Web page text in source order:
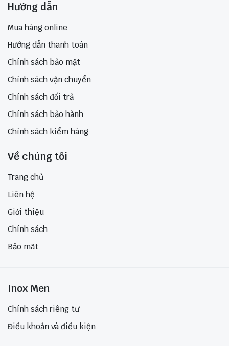
Hướng dẫn
Mua hàng online
Hướng dẫn thanh toán
Chính sách bảo mật
Chính sách vận chuyển
Chính sách đổi trả
Chính sách bảo hành
Chính sách kiểm hàng
Về chúng tôi
Trang chủ
Liên hệ
Giới thiệu
Chính sách
Bảo mật
Inox Men
Chính sách riêng tư
Điều khoản và điều kiện